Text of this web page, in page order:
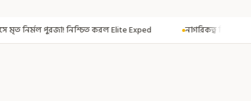
Elite Exped নাগরিকত্ব দিতেই CAA! ৩০০ মতুয়াকে নাগরিকত্বের